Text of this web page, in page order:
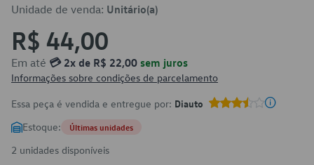
Unidade de venda: Unitário(a)
R$ 44,00
Em até 💳 2x de R$ 22,00 sem juros
Informações sobre condições de parcelamento
Essa peça é vendida e entregue por: Diauto
Estoque: Últimas unidades
2 unidades disponíveis